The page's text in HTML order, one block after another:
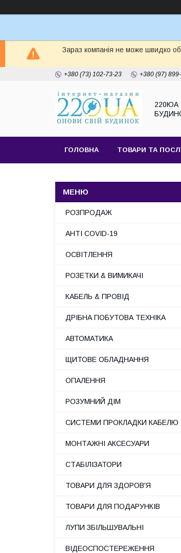
Зараз компанія не може швидко
+380 (73) 102-73-23 +380 (97)
220ЮА
ГОЛОВНА ТОВАРИ ТА
РОЗПРОДАЖ
АНТІ COVID-19
ОСВІТЛЕННЯ
РОЗЕТКИ & ВИМИКАЧІ
КАБЕЛЬ & ПРОВІД
ДРІБНА ПОБУТОВА ТЕХНІКА
АВТОМАТИКА
ЩИТОВЕ ОБЛАДНАННЯ
ОПАЛЕННЯ
РОЗУМНИЙ ДІМ
СИСТЕМИ ПРОКЛАДКИ КАБЕЛЮ
МОНТАЖНІ АКСЕСУАРИ
СТАБІЛІЗАТОРИ
ТОВАРИ ДЛЯ ЗДОРОВ'Я
ТОВАРИ ДЛЯ ПОДАРУНКІВ
ЛУПИ ЗБІЛЬШУВАЛЬНІ
ВІДЕОСПОСТЕРЕЖЕННЯ